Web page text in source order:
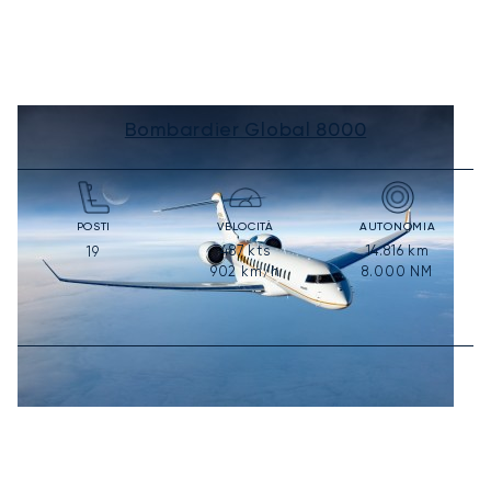
Bombardier Global 8000
POSTI
19
VELOCITÀ
487kts
902 km/h
AUTONOMIA
14.816km
8.000 NM